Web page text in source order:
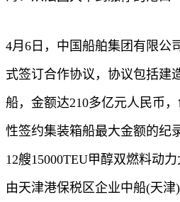
4月6日，中国船舶集团有限公
式签订合作协议，协议包括建
船，金额达210多亿元人民币
性签约集装箱船最大金额的纪
12艘15000TEU甲醇双燃料动
由天津港保税区企业中船(天